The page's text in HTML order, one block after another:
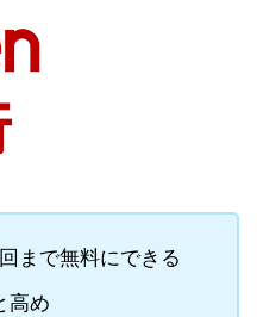
まで無料にできる
高め